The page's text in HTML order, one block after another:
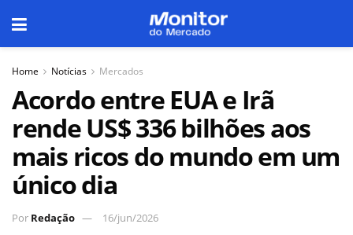
Home Notícias Mercados
Acordo entre EUA e Irã
rende US$ 336 bilhões aos
mais ricos do mundo em um
único dia
Por Redação 16/jun/2026